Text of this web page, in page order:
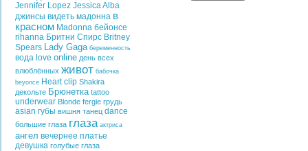
Jennifer Lopez Jessica Alba
джинсы видеть мадонна в
красном Madonna бейонсе
rihanna Бритни Спирс Britney
Spears Lady Gaga беременность
вода love online день всех
влюблённых живот бабочка
beyonce Heart clip Shakira
декольте Брюнетка tattoo
underwear Blonde fergie грудь
asian губы вишня танец dance
большие глаза глаза актриса
ангел вечернее платье
девушка голубые глаза